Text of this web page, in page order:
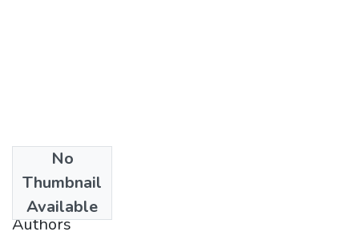
No
Thumbnail
Available
2020
Authors